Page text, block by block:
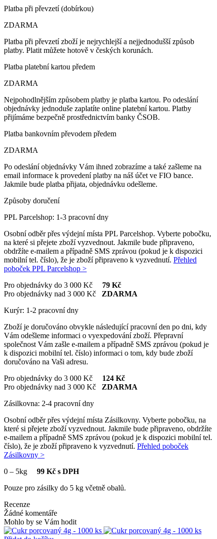
Platba při převzetí (dobírkou)
ZDARMA
Platba při převzetí zboží je nejrychlejší a nejjednodušší způsob
platby. Platit můžete hotově v českých korunách.
Platba platební kartou předem
ZDARMA
Nejpohodlnějším způsobem platby je platba kartou. Po odeslání
objednávky jednoduše zaplatíte online platební kartou. Platby
přijímáme bezpečně prostřednictvím banky ČSOB.
Platba bankovním převodem předem
ZDARMA
Po odeslání objednávky Vám ihned zobrazíme a také zašleme na
email informace k provedení platby na náš účet ve FIO bance.
Jakmile bude platba přijata, objednávku odešleme.
Způsoby doručení
PPL Parcelshop: 1-3 pracovní dny
Osobní odběr přes výdejní místa PPL Parcelshop. Vyberte pobočku,
na které si přejete zboží vyzvednout. Jakmile bude připraveno,
obdržíte e-mailem a případně SMS zprávou (pokud je k dispozici
mobilní tel. číslo), že je zboží připraveno k vyzvednutí. Přehled
poboček PPL Parcelshop >
Pro objednávky do 3 000 Kč 79 Kč
Pro objednávky nad 3 000 Kč ZDARMA
Kurýr: 1-2 pracovní dny
Zboží je doručováno obvykle následující pracovní den po dni, kdy
Vám odešleme informaci o vyexpedování zboží. Přepravní
společnost Vám zašle e-mailem a případně SMS zprávou (pokud je
k dispozici mobilní tel. číslo) informaci o tom, kdy bude zboží
doručováno na Vaši adresu.
Pro objednávky do 3 000 Kč 124 Kč
Pro objednávky nad 3 000 Kč ZDARMA
Zásilkovna: 2-4 pracovní dny
Osobní odběr přes výdejní místa Zásilkovny. Vyberte pobočku, na
které si přejete zboží vyzvednout. Jakmile bude připraveno, obdržíte
e-mailem a případně SMS zprávou (pokud je k dispozici mobilní tel.
číslo), že je zboží připraveno k vyzvednutí. Přehled poboček
Zásilkovny >
0 – 5kg 99 Kč s DPH
Pouze pro zásilky do 5 kg včetně obalů.
Recenze
Žádné komentáře
Mohlo by se Vám hodit